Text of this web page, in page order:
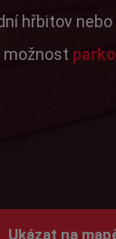
hřbitov
možnost
Ukázat na